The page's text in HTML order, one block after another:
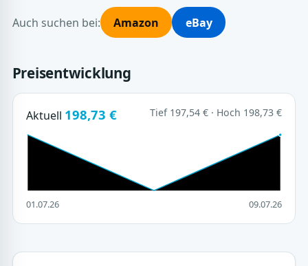
Auch suchen bei: Amazon eBay
Preisentwicklung
Aktuell 198,73 € Tief 197,54 € · Hoch 198,73 €
01.07.26 09.07.26